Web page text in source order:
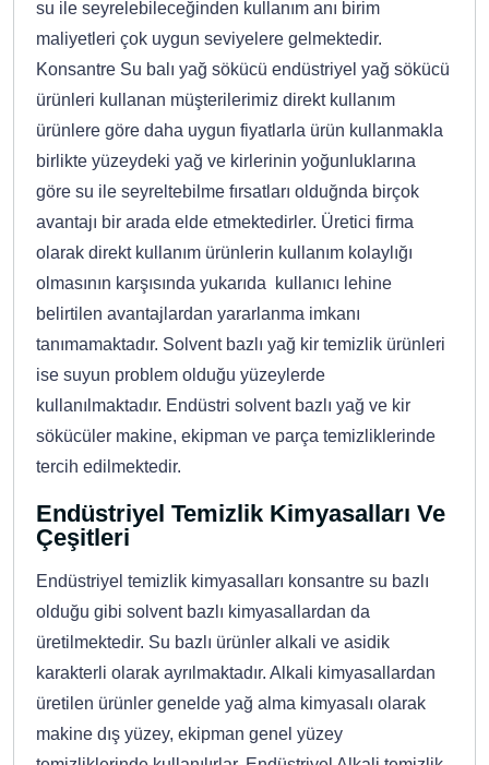
su ile seyrelebileceğinden kullanım anı birim
maliyetleri çok uygun seviyelere gelmektedir.
Konsantre Su balı yağ sökücü endüstriyel yağ sökücü
ürünleri kullanan müşterilerimiz direkt kullanım
ürünlere göre daha uygun fiyatlarla ürün kullanmakla
birlikte yüzeydeki yağ ve kirlerinin yoğunluklarına
göre su ile seyreltebilme fırsatları olduğnda birçok
avantajı bir arada elde etmektedirler. Üretici firma
olarak direkt kullanım ürünlerin kullanım kolaylığı
olmasının karşısında yukarıda kullanıcı lehine
belirtilen avantajlardan yararlanma imkanı
tanımamaktadır. Solvent bazlı yağ kir temizlik ürünleri
ise suyun problem olduğu yüzeylerde
kullanılmaktadır. Endüstri solvent bazlı yağ ve kir
sökücüler makine, ekipman ve parça temizliklerinde
tercih edilmektedir.
Endüstriyel Temizlik Kimyasalları Ve
Çeşitleri
Endüstriyel temizlik kimyasalları konsantre su bazlı
olduğu gibi solvent bazlı kimyasallardan da
üretilmektedir. Su bazlı ürünler alkali ve asidik
karakterli olarak ayrılmaktadır. Alkali kimyasallardan
üretilen ürünler genelde yağ alma kimyasalı olarak
makine dış yüzey, ekipman genel yüzey